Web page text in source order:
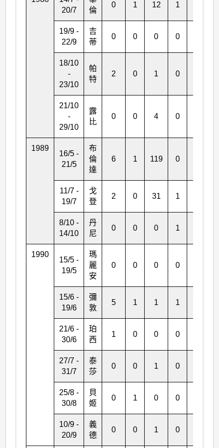
20/7
倫
0 1 12 1
19/9 -
22/9
吉
蒂
0 0 0 0
18/10
-
23/10
帕
特
2 0 1 0
21/10
-
29/10
露
比
0 0 4 0
1989
16/5 -
21/5
布
倫
達
6 1 119 0
11/7 -
19/7
戈
登
2 0 31 1
8/10 -
14/10
丹
尼
0 0 0 1
1990
15/5 -
19/5
瑪
麗
安
0 0 0 0
15/6 -
19/6
彌
敦
5 1 1 1
21/6 -
30/6
珀
西
1 0 0 0
27/7 -
31/7
泰
莎
0 0 1 0
25/8 -
30/8
貝
姬
0 1 0 0
10/9 -
20/9
義
德
0 0 1 0